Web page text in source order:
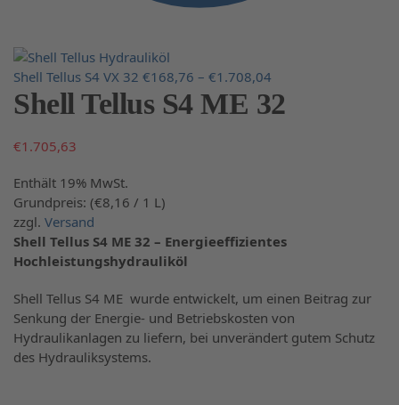
Shell Tellus S4 VX 32 €168,76 – €1.708,04
Shell Tellus S4 ME 32
€1.705,63
Enthält 19% MwSt.
Grundpreis: (€8,16 / 1 L)
zzgl. Versand
Shell Tellus S4 ME 32 – Energieeffizientes
Hochleistungshydrauliköl
Shell Tellus S4 ME wurde entwickelt, um einen Beitrag zur
Senkung der Energie- und Betriebskosten von
Hydraulikanlagen zu liefern, bei unverändert gutem Schutz
des Hydrauliksystems.